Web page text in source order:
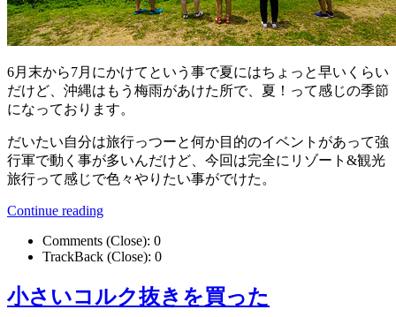
6月末から7月にかけてという事で夏にはちょっと早いくらい
だけど、沖縄はもう梅雨があけた所で、夏！って感じの季節
になっております。
だいたい自分は旅行っつーと何か目的のイベントがあって強
行軍で動く事が多いんだけど、今回は完全にリゾート&観光
旅行って感じで色々やりたい事がでけた。
Continue reading
Comments (Close): 0
TrackBack (Close): 0
小さいコルク抜きを買った